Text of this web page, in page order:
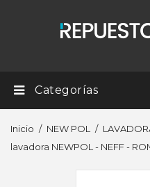
Categorías
Inicio NEW POL
lavadora NEWPOL - NEFF -